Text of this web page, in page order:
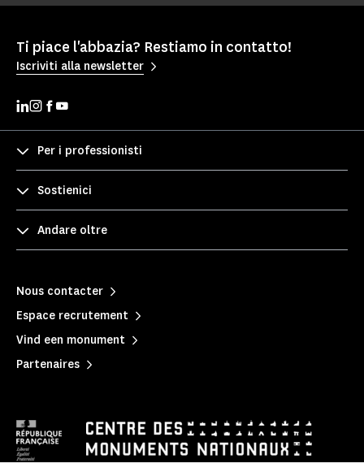
Ti piace l'abbazia? Restiamo in contatto!
Iscriviti alla newsletter
Per i professionisti
Sostienici
Andare oltre
Nous contacter
Espace recrutement
Vind een monument
Partenaires